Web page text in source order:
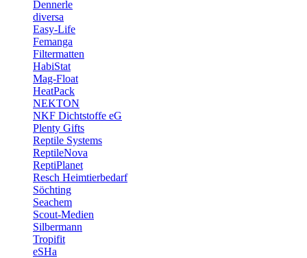
Dennerle
diversa
Easy-Life
Femanga
Filtermatten
HabiStat
Mag-Float
HeatPack
NEKTON
NKF Dichtstoffe eG
Plenty Gifts
Reptile Systems
ReptileNova
ReptiPlanet
Resch Heimtierbedarf
Söchting
Seachem
Scout-Medien
Silbermann
Tropifit
eSHa